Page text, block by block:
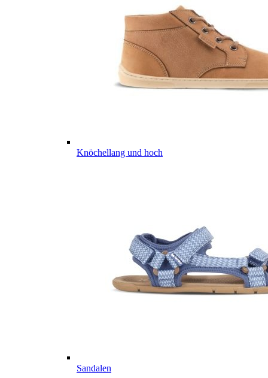
Knöchellang und hoch
Sandalen